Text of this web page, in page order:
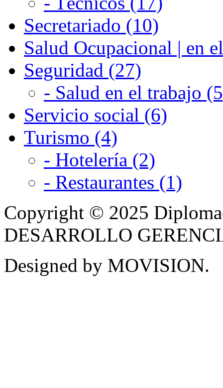
Secretariado (10)
Salud Ocupacional | en
Seguridad (27)
- Salud en el trabajo
Servicio social (6)
Turismo (4)
- Hotelería (2)
- Restaurantes (1)
Copyright © 2025
DESARROLLO
Designed by MOVISION.